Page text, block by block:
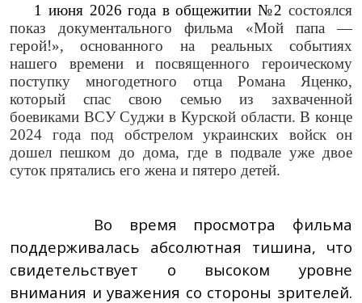
1 июня 2026 года в общежитии №2 состоялся
показ документального фильма «Мой папа —
герой!», основанного на реальных событиях
нашего времени ипосвященного героическому
поступку многодетного отца Романа Яценко,
который спас свою семью из захваченной
боевиками ВСУ Суджи в Курской области. В конце
2024 года под обстрелом украинских войск он
дошел пешком до дома, где в подвале уже двое
суток прятались его жена и пятеро детей.
Во время просмотра фильма
поддерживалась абсолютная тишина, что
свидетельствует о высоком уровне
внимания и уважения со стороны зрителей.